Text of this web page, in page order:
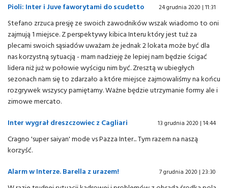
Pioli: Inter i Juve faworytami do scudetto 24 grudnia 2020 | 11:31
Stefano zrzuca presję ze swoich zawodników wszak wiadomo to oni
zajmują 1 miejsce. Z perspektywy kibica Interu który jest tuż za
plecami swoich sąsiadów uważam że jednak 2 lokata może być dla
nas korzystną sytuacją - mam nadzieję że lepiej nam będzie ścigać
lidera niż już w połowie wyścigu nim być. Zresztą w ubiegłych
sezonach nam się to zdarzało a które miejsce zajmowaliśmy na końcu
rozgrywek wszyscy pamiętamy. Ważne będzie utrzymanie formy ale i
zimowe mercato.
Inter wygrał dreszczowiec z Cagliari
13 grudnia 2020 | 14:44
Cragno 'super saiyan' mode vs Pazza Inter... Tym razem na naszą
korzyść.
Alarm w Interze. Barella z urazem!
7 grudnia 2020 | 23:30